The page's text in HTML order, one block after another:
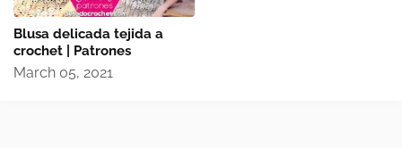
Blusa delicada tejida a
crochet | Patrones
March 05, 2021